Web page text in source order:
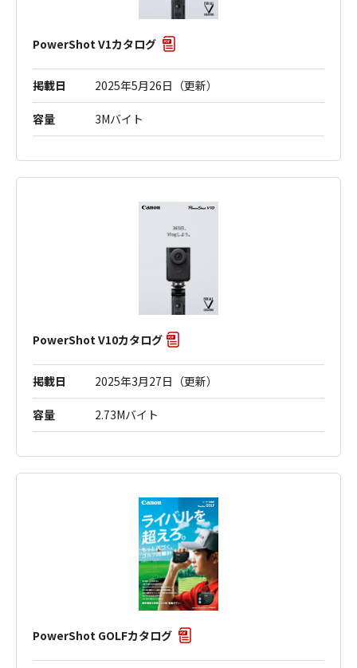
PowerShot V1カタログ
掲載日 2025年5月26日（更新）
容量 3Mバイト
PowerShot V10カタログ
掲載日 2025年3月27日（更新）
容量 2.73Mバイト
PowerShot GOLFカタログ